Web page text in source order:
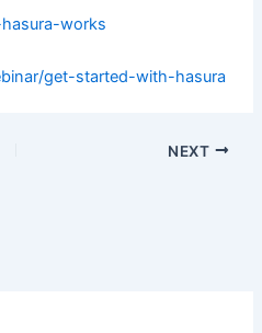
works
get-started-with-hasura
NEXT